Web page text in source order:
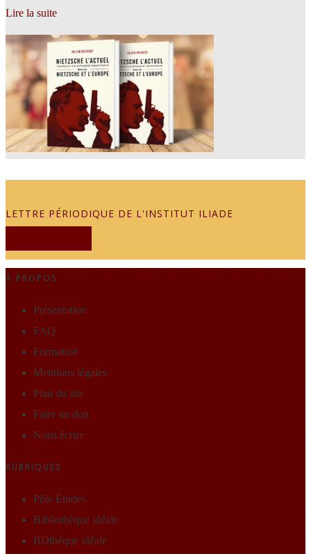
Lire la suite
LETTRE PÉRIODIQUE DE L'INSTITUT ILIADE
À PROPOS
Présentation
FAQ
Formation
Mentions légales
Plan du site
Faire un don
Nous écrire
RUBRIQUES
Pôle Études
Bibliothèque idéale
BDthèque idéale